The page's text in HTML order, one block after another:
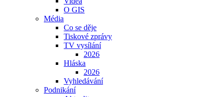
O GIS
Média
Co se děje
Tiskové zprávy
TV vysílání
2026
Hláska
2026
Vyhledávání
Podnikání